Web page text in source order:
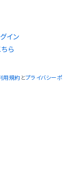
イン
ちら
用規約 とプライバシーポ